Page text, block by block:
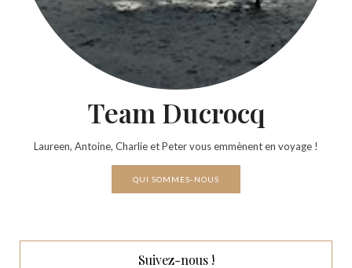
Team Ducrocq
Laureen, Antoine, Charlie et Peter vous emmènent en voyage !
QUI SOMMES-NOUS
Suivez-nous !